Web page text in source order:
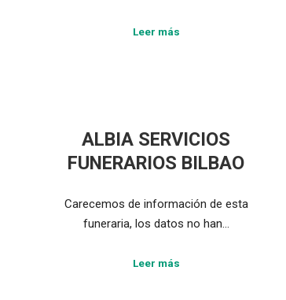
Leer más
ALBIA SERVICIOS
FUNERARIOS BILBAO
Carecemos de información de esta
funeraria, los datos no han…
Leer más